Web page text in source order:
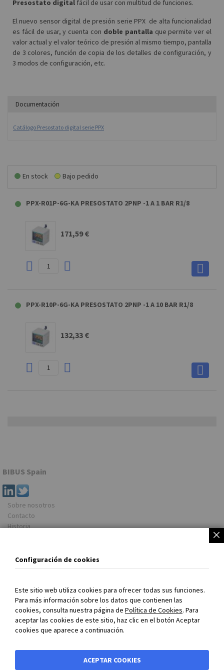
Presostato digital fácil de usar con multitud de funciones.
El nuevo sensor digital de presión serie PPX de alta funcionalidad
es fácil de usar, y cuenta con doble pantalla que permite ver el
valor actual y el valor teórico de presión al mismo tiempo, pantalla
de 3 colores, función de copia de los detalles de configuración, y
3 modos de configuración, etc.
Documentación
Catálogo Presostato digital serie PPX
En stock Bajo pedido
PPX-R01P-6G-KA PRESOSTATO 2PNP -1 A 1 BAR R1/8
171,59 €
PPX-R10P-6G-KA PRESOSTATO 2PNP -1 A 10 BAR R1/8
132,33 €
BIBUS Spain
Sobre nosotros
Contacto
Historia
Dirección
Rua do Arroncal, Vial C – Nave 4A
Parque Empresarial Porto do Molle
36350 NIGRAN (Pontevedra)
España
www.bibus.es
Configuración de cookies
Este sitio web utiliza cookies para ofrecer todas sus funciones.
Para más información sobre los datos que contienen las
cookies, consulta nuestra página de Política de Cookies. Para
aceptar las cookies de este sitio, haz clic en el botón Aceptar
cookies que aparece a continuación.
ACEPTAR COOKIES